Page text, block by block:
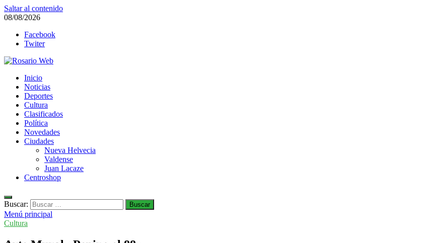
Saltar al contenido
08/08/2026
Facebook
Twiter
Rosario Web
Todas la noticias de Rosario y la zona
Inicio
Noticias
Deportes
Cultura
Clasificados
Política
Novedades
Ciudades
Nueva Helvecia
Valdense
Juan Lacaze
Centroshop
Buscar:
Menú principal
Cultura